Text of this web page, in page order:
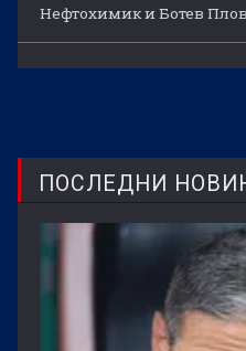
Нефтохимик и Ботев
ПОСЛЕДНИ